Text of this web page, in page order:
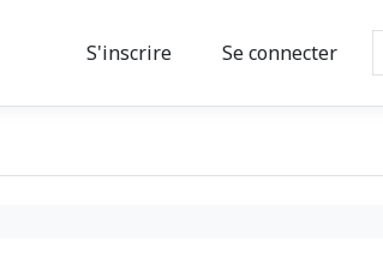
S'inscrire Se connecter